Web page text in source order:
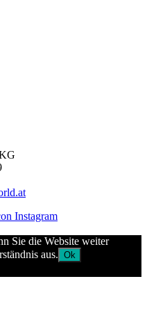
Sie die Website weiter
aus. Ok